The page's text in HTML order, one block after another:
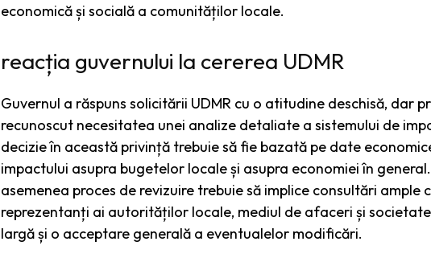
economică și socială a comunităților locale.
reacția guvernului la cererea UDMR
Guvernul a răspuns solicitării UDMR cu o atitudine deschisă, dar
recunoscut necesitatea unei analize detaliate a sistemului de
decizie în această privință trebuie să fie bazată pe date
impactului asupra bugetelor locale și asupra economiei în
asemenea proces de revizuire trebuie să implice consultări
reprezentanți ai autorităților locale, mediul de afaceri și
largă și o acceptare generală a eventualelor modificări.